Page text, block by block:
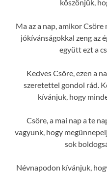
köszönjük,
Ma az a nap, amikor
jókívánságokkal zeng az
együtt ezt a
Kedves Csöre, ezen a
szeretettel gondol rád.
kívánjuk, hogy
Csöre, a mai nap a te
vagyunk, hogy
sok
Névnapodon kívánjuk,